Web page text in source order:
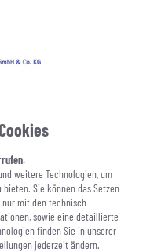
weitere Technologien, um
Sie können das Setzen
nur mit den technisch
sowie eine detaillierte
finden Sie in unserer
jederzeit ändern.